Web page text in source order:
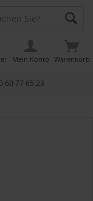
60 77 65 23
Warenkorb
Mein Konto